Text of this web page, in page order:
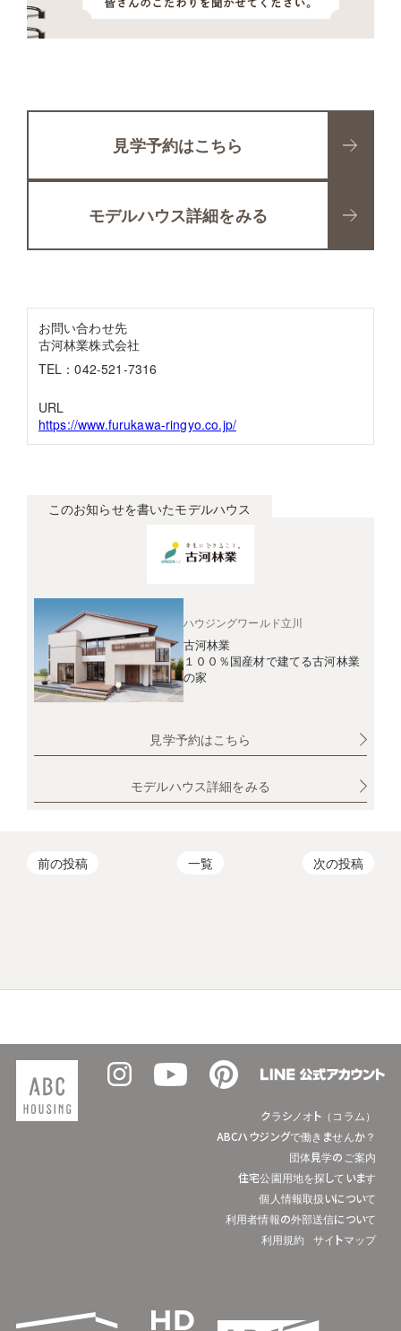
見学予約はこちら
モデルハウス詳細をみる
お問い合わせ先
古河林業株式会社
TEL：042-521-7316
URL
https://www.furukawa-ringyo.co.jp/
このお知らせを書いたモデルハウス
ハウジングワールド立川
古河林業
１００％国産材で建てる古河林業
の家
見学予約はこちら
モデルハウス詳細をみる
前の投稿 一覧 次の投稿
クラシノオト（コラム）
ABCハウジングで働きませんか？
団体見学のご案内
住宅公園用地を探しています
個人情報取扱いについて
利用者情報の外部送信について
利用規約
サイトマップ